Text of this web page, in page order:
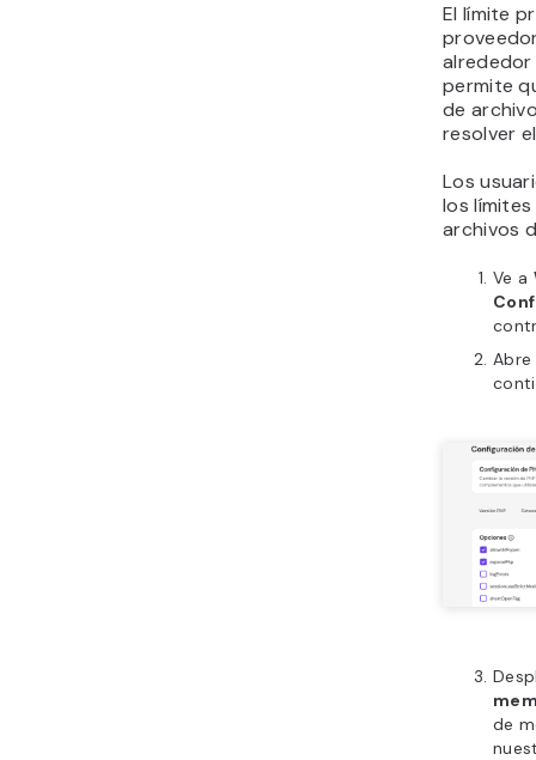
El límite
alrededor
permite
de
resolver
Los
los
archivos
Ve a
de